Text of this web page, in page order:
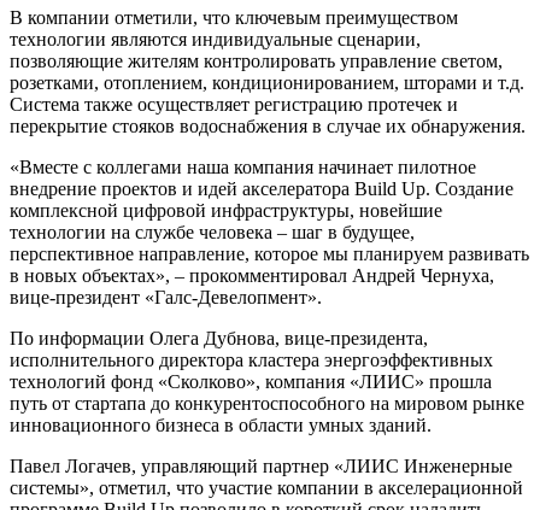
В компании отметили, что ключевым преимуществом
технологии являются индивидуальные сценарии,
позволяющие жителям контролировать управление светом,
розетками, отоплением, кондиционированием, шторами и т.д.
Система также осуществляет регистрацию протечек и
перекрытие стояков водоснабжения в случае их обнаружения.
«Вместе с коллегами наша компания начинает пилотное
внедрение проектов и идей акселератора Build Up. Создание
комплексной цифровой инфраструктуры, новейшие
технологии на службе человека – шаг в будущее,
перспективное направление, которое мы планируем развивать
в новых объектах», – прокомментировал Андрей Чернуха,
вице-президент «Галс-Девелопмент».
По информации Олега Дубнова, вице-президента,
исполнительного директора кластера энергоэффективных
технологий фонд «Сколково», компания «ЛИИС» прошла
путь от стартапа до конкурентоспособного на мировом рынке
инновационного бизнеса в области умных зданий.
Павел Логачев, управляющий партнер «ЛИИС Инженерные
системы», отметил, что участие компании в акселерационной